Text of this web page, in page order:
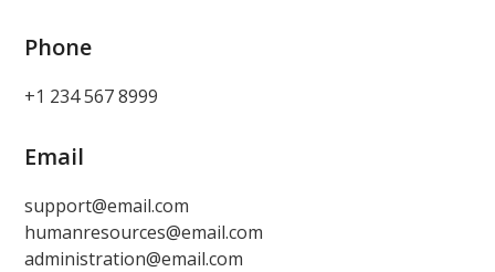
Phone
+1 234 567 8999
Email
support@email.com
humanresources@email.com
administration@email.com